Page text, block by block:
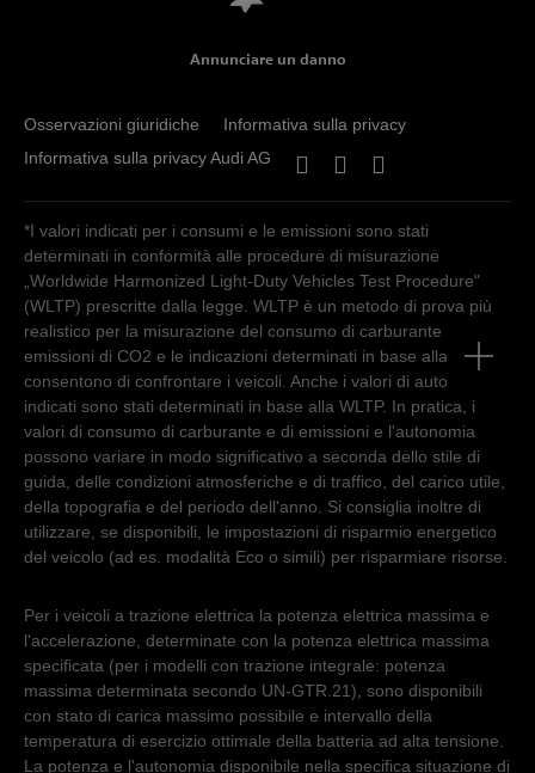
Annunciare un danno
Osservazioni giuridiche
Informativa sulla privacy
Informativa sulla privacy Audi AG
*I valori indicati per i consumi e le emissioni sono stati
determinati in conformità alle procedure di misurazione
„Worldwide Harmonized Light-Duty Vehicles Test Procedure"
(WLTP) prescritte dalla legge. WLTP è un metodo di prova più
realistico per la misurazione del consumo di carburante e delle
emissioni di CO2 e le indicazioni determinati in base alla WLTP
consentono di confrontare i veicoli. Anche i valori di autonomia
indicati sono stati determinati in base alla WLTP. In pratica, i
valori di consumo di carburante e di emissioni e l'autonomia
possono variare in modo significativo a seconda dello stile di
guida, delle condizioni atmosferiche e di traffico, del carico utile,
della topografia e del periodo dell'anno. Si consiglia inoltre di
utilizzare, se disponibili, le impostazioni di risparmio energetico
del veicolo (ad es. modalità Eco o simili) per risparmiare risorse.
Per i veicoli a trazione elettrica la potenza elettrica massima e
l'accelerazione, determinate con la potenza elettrica massima
specificata (per i modelli con trazione integrale: potenza
massima determinata secondo UN-GTR.21), sono disponibili
con stato di carica massimo possibile e intervallo della
temperatura di esercizio ottimale della batteria ad alta tensione.
La potenza e l'autonomia disponibile nella specifica situazione di